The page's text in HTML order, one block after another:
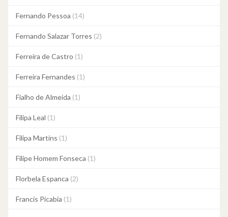
Fernando Pessoa (14)
Fernando Salazar Torres (2)
Ferreira de Castro (1)
Ferreira Fernandes (1)
Fialho de Almeida (1)
Filipa Leal (1)
Filipa Martins (1)
Filipe Homem Fonseca (1)
Florbela Espanca (2)
Francis Picabia (1)